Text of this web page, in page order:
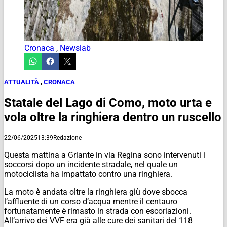
Cronaca , Newslab
ATTUALITÀ , CRONACA
Statale del Lago di Como, moto urta e
vola oltre la ringhiera dentro un ruscello
22/06/202513:39Redazione
Questa mattina a Griante in via Regina sono intervenuti i
soccorsi dopo un incidente stradale, nel quale un
motociclista ha impattato contro una ringhiera.
La moto è andata oltre la ringhiera giù dove sbocca
l’affluente di un corso d’acqua mentre il centauro
fortunatamente è rimasto in strada con escoriazioni.
All’arrivo dei VVF era già alle cure dei sanitari del 118